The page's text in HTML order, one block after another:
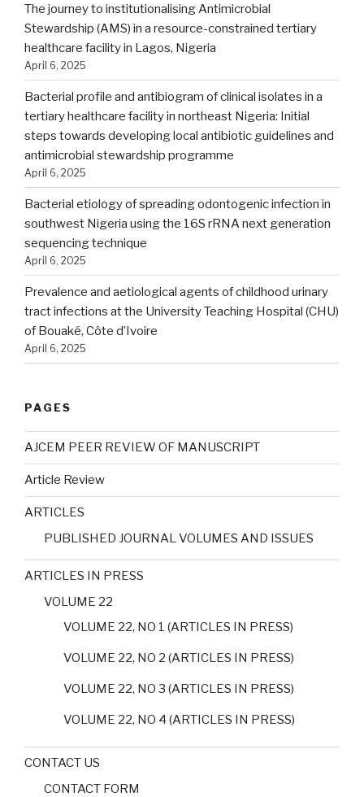
The journey to institutionalising Antimicrobial
Stewardship (AMS) in a resource-constrained tertiary
healthcare facility in Lagos, Nigeria
April 6, 2025
Bacterial profile and antibiogram of clinical isolates in a
tertiary healthcare facility in northeast Nigeria: Initial
steps towards developing local antibiotic guidelines and
antimicrobial stewardship programme
April 6, 2025
Bacterial etiology of spreading odontogenic infection in
southwest Nigeria using the 16S rRNA next generation
sequencing technique
April 6, 2025
Prevalence and aetiological agents of childhood urinary
tract infections at the University Teaching Hospital (CHU)
of Bouaké, Côte d’Ivoire
April 6, 2025
PAGES
AJCEM PEER REVIEW OF MANUSCRIPT
Article Review
ARTICLES
PUBLISHED JOURNAL VOLUMES AND ISSUES
ARTICLES IN PRESS
VOLUME 22
VOLUME 22, NO 1 (ARTICLES IN PRESS)
VOLUME 22, NO 2 (ARTICLES IN PRESS)
VOLUME 22, NO 3 (ARTICLES IN PRESS)
VOLUME 22, NO 4 (ARTICLES IN PRESS)
CONTACT US
CONTACT FORM